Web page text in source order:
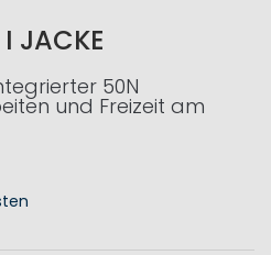
JACKE
50N
und Freizeit am